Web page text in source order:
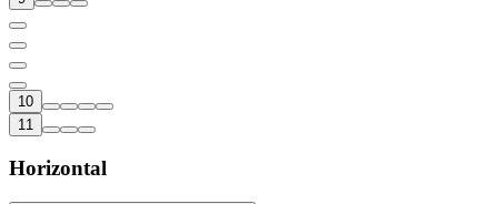
10
11
Horizontal